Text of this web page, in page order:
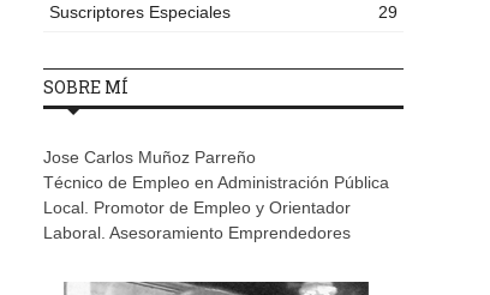
Suscriptores Especiales
29
SOBRE MÍ
Jose Carlos Muñoz Parreño
Técnico de Empleo en Administración Pública
Local. Promotor de Empleo y Orientador
Laboral. Asesoramiento Emprendedores